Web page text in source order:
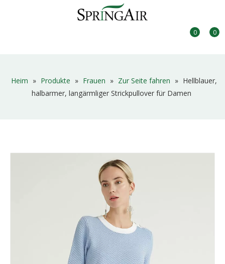
0 0
Heim » Produkte » Frauen » Zur Seite fahren » Hellblauer,
halbarmer, langärmliger Strickpullover für Damen